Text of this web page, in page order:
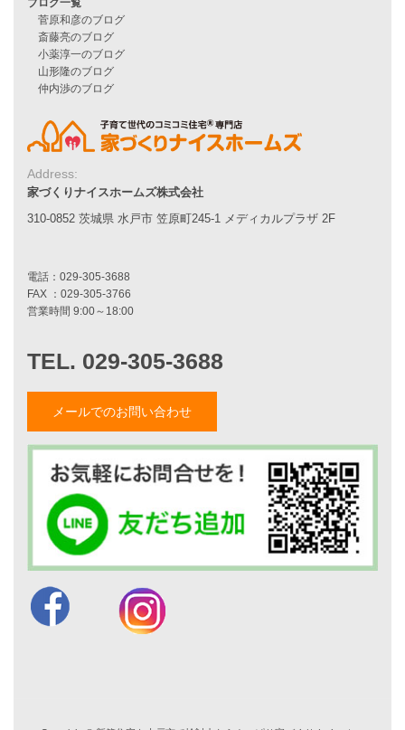
WOOD BOX
自由設計注文住宅
ハピネスシリーズ
Smart2030
Sシリーズ
家づくりナイスホームズの家づくり
エコハウス
耐震性能
7つのポイント
二世帯住宅をお考えの方へ
リフォームをお考えの方へ
家づくりストーリー
お客様の声
家づくりナイスホームズについて
家づくりへの想い
スタッフ紹介
職人紹介
採用情報
お知らせ・イベント情報
Address:
家づくりナイスホームズ株式会社
310-0852 茨城県 水戸市 笠原町245-1 メディカルプラザ 2F
メールでのお問い合わせ